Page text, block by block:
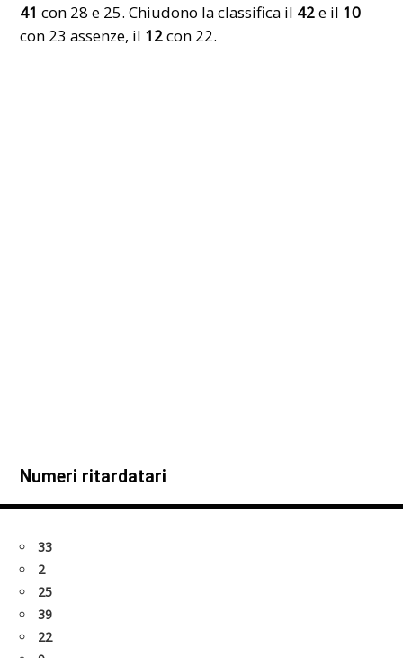
41con 28 e 25. Chiudono la classifica il 42e il 10
con 23 assenze, il 12con 22.
Numeri ritardatari
33
2
25
39
22